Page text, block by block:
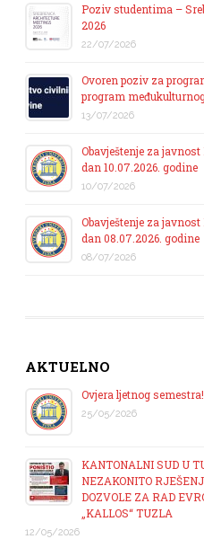
Poziv studentima –
2026
22/07/2026
Ovoren poziv za
program
13/07/2026
Obavještenje za
dan 10.07.2026. godine
10/07/2026
Obavještenje za
dan 08.07.2026. godine
08/07/2026
AKTUELNO
Ovjera ljetnog semestra!
25/05/2026
KANTONALNI SUD U
NEZAKONITO
DOZVOLE ZA RAD
„KALLOS“ TUZLA
12/05/2026